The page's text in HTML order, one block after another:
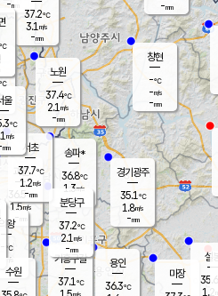
-mm
과천
36.5℃
1.5m/s
- mm
용인
36.3℃
경기광주
35.1℃
1.8m/s
-mm
-mm
창현
-℃
-m/s
-mm
마장
의왕
- ℃
m/s
mm
설봉
35.6
1.2
s
노원
37.4℃
2.1 m/s
-mm
송파*
36.8℃
1.3m/s
-mm
서초
37.7℃
1.2m/s
-mm
37.2℃
3.1 m/s
-mm
기흥구갈
37.1℃
m/s
분당구
37.2℃
2.1 m/s
-mm
수원
울
℃
m/s
mm